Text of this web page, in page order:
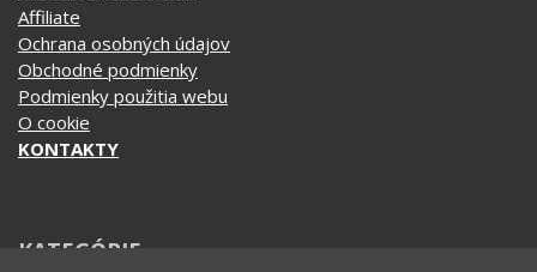
Affiliate
Ochrana osobných údajov
Obchodné podmienky
Podmienky použitia webu
O cookie
KONTAKTY
KATEGÓRIE